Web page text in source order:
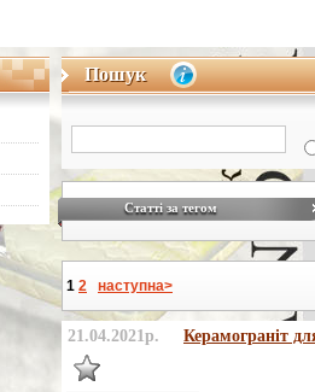
Пошук
Пошук
Статті за тегом
1 2 наступна>
21.04.2021р. Керамограніт